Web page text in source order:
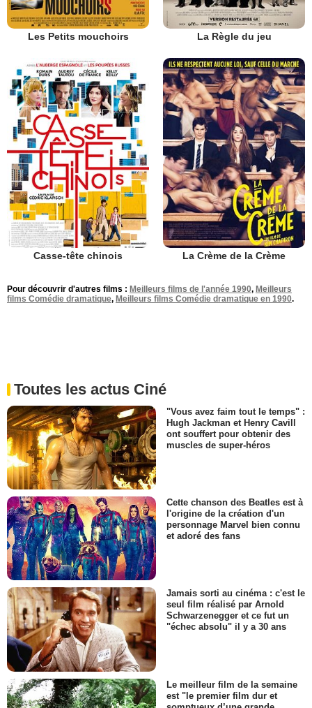
Les Petits mouchoirs La Règle du jeu
Casse-tête chinois La Crème de la Crème
Pour découvrir d'autres films : Meilleurs films de l'année 1990, Meilleurs
films Comédie dramatique, Meilleurs films Comédie dramatique en 1990.
Toutes les actus Ciné
"Vous avez faim tout le temps" :
Hugh Jackman et Henry Cavill
ont souffert pour obtenir des
muscles de super-héros
Cette chanson des Beatles est à
l'origine de la création d'un
personnage Marvel bien connu
et adoré des fans
Jamais sorti au cinéma : c'est le
seul film réalisé par Arnold
Schwarzenegger et ce fut un
"échec absolu" il y a 30 ans
Le meilleur film de la semaine
est "le premier film dur et